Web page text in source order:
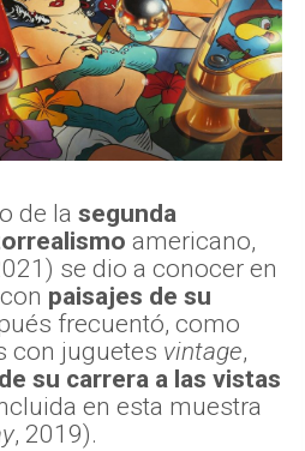
de la segunda
americano,
se dio a conocer en
paisajes de su
frecuentó, como
con juguetes vintage,
su carrera a las vistas
en esta muestra
, 2019).